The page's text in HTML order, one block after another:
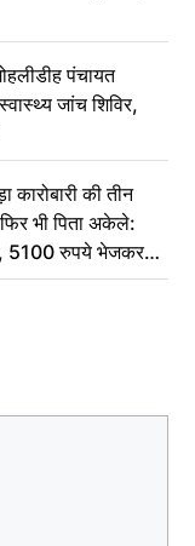
पंचायत
जांच शिविर,
की तीन
भी पिता अकेले:
5100 रुपये भेजकर
हम नहीं आ पाएंगे